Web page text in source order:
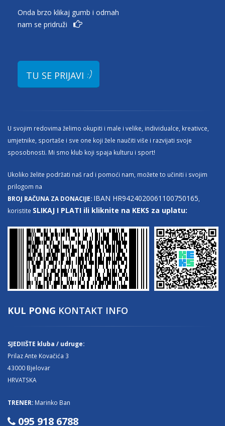
Onda brzo klikaj gumb i odmah
nam se pridruži
TU SE PRIJAVI :)
U svojim redovima želimo okupiti i male i velike, individualce, kreativce,
umjetnike, sportaše i sve one koji žele naučiti više i razvijati svoje
sposobnosti. Mi smo klub koji spaja kulturu i sport!
Ukoliko želite podržati naš rad i pomoći nam, možete to učiniti i svojim
prilogom na
BROJ RAČUNA ZA DONACIJE: IBAN HR9424020061100750165
koristite SLIKAJ I PLATI ili kliknite na KEKS za uplatu:
KUL PONG KONTAKT INFO
SJEDIIŠTE kluba / udruge:
Prilaz Ante Kovačića 3
43000 Bjelovar
HRVATSKA
TRENER: Marinko Ban
095 918 6788